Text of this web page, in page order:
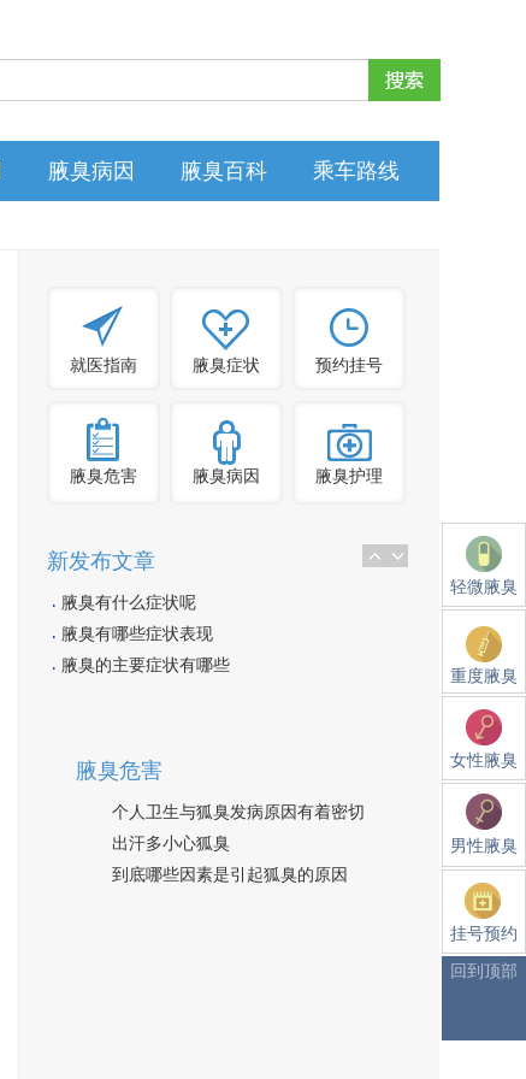
轻微腋臭
重度腋臭
女性腋臭
男性腋臭
挂号预约
回到顶部
腋臭病因 腋臭百科 乘车路线
就医指南 腋臭症状 预约挂号
腋臭危害 腋臭病因 腋臭护理
新发布文章
腋臭有什么症状呢
腋臭有哪些症状表现
腋臭的主要症状有哪些
腋臭危害
个人卫生与狐臭发病原因有着密切
出汗多小心狐臭
到底哪些因素是引起狐臭的原因